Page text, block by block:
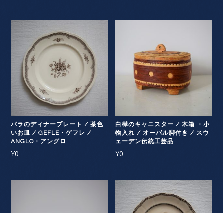
バラのディナープレート / 茶色
いお皿 / GEFLE・ゲフレ /
ANGLO・アングロ
¥0
白樺のキャニスター / 木箱 ・小
物入れ / オーバル脚付き / スウ
ェーデン伝統工芸品
¥0